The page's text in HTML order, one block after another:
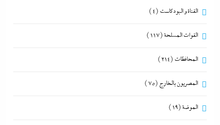
القناة و البودكاست (4)
القوات المسلحة(117)
المحافظات (214)
المصريون بالخارج (75)
الموضة(19)